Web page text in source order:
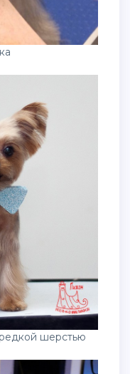
шерстью